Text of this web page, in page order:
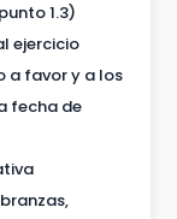
1.3)
ejercicio
a favor y a los
fecha de